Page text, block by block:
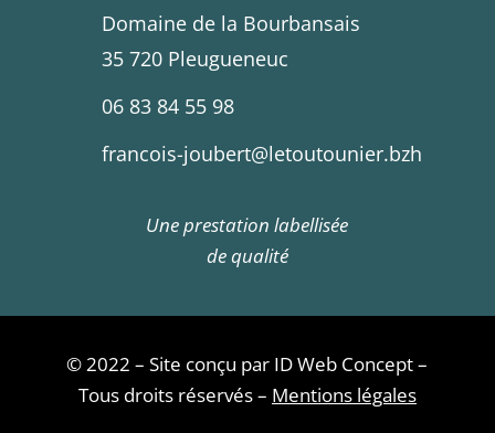
Domaine de la Bourbansais
35 720 Pleugueneuc
06 83 84 55 98
francois-joubert@letoutounier.bzh
Une prestation labellisée
de qualité
© 2022 – Site conçu par ID Web Concept –
Tous droits réservés – Mentions légales